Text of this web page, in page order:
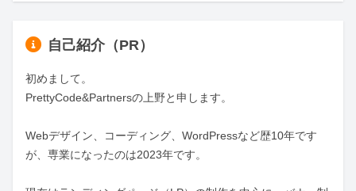
自己紹介（PR）
初めまして。
PrettyCode&Partnersの上野と申します。
Webデザイン、コーディング、WordPressなど歴10年です
が、専業になったのは2023年です。